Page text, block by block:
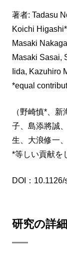
著者: Tadasu
Koichi
Masaki
Masaki Sasai,
Iida, Kazuhiro
*equal
（野崎慎*、
子、島添將誠
生、大浪修一
*等しい貢献を
DOI：
研究の詳細